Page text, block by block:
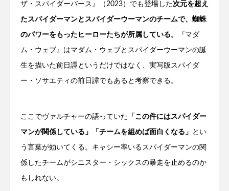
ザ・スパイダーバース』（2023）でも登場した次元を超え
たスパイダーマンとスパイダーウーマンのチームで、蜘蛛
のパワーをもったヒーローたちが所属している。 『マダ
ム・ウェブ』はマダム・ウェブとスパイダーウーマンの誕
生を描いた前日譚というだけではなく、実写版スパイダ
ー・ソサエティの前日譚でもあると考察できる。
ここでヴァルチャーの語っていた 「この件にはスパイダー
マンが関係している」「チームを組めば面白くなる」 とい
う言葉が効いてくる。キャシー率いるスパイダーマンの関
係したチームがシニスター・シックスの暴走を止めるのか
もしれない。